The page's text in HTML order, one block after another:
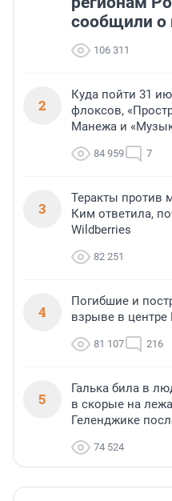
сообщили о
106 311
2
Куда пойти 31
флоксов,
Манежа и
84 959 7
3
Теракты против
Ким ответила,
Wildberries
82 251
4
Погибшие и
взрыве в
81 107 216
5
Галька била в
в скорые на
Геленджике
74 524